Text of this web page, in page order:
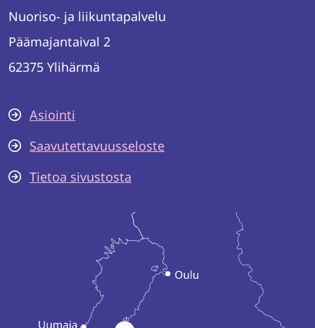
Nuoriso- ja liikuntapalvelu
Päämajantaival 2
62375 Ylihärmä
Asiointi
Saavutettavuusseloste
Tietoa sivustosta